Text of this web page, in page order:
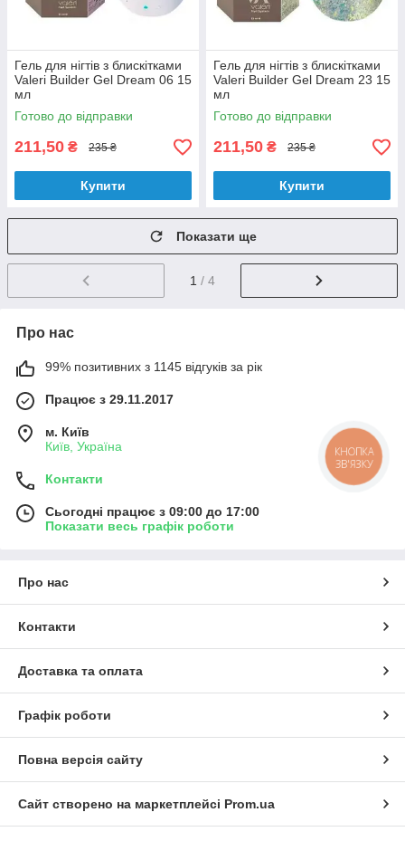
Гель для нігтів з блискітками
Valeri Builder Gel Dream 06 15
мл
Готово до відправки
211,50 ₴ 235 ₴
Купити
Гель для нігтів з блискітками
Valeri Builder Gel Dream 23 15
мл
Готово до відправки
211,50 ₴ 235 ₴
Купити
Показати ще
1 / 4
Про нас
99% позитивних з 1145 відгуків за рік
Працює з 29.11.2017
м. Київ
Київ, Україна
Контакти
Сьогодні працює з 09:00 до 17:00
Показати весь графік роботи
Про нас
Контакти
Доставка та оплата
Графік роботи
Повна версія сайту
Сайт створено на маркетплейсі Prom.ua
КНОПКА
ЗВ'ЯЗКУ